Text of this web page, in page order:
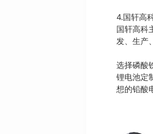
4.国轩高
国轩高科
发、生产
选择磷酸
锂电池定
想的铅酸